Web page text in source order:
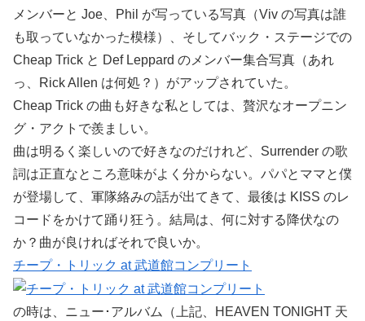
メンバーと Joe、Phil が写っている写真（Viv の写真は誰
も取っていなかった模様）、そしてバック・ステージでの
Cheap Trick と Def Leppard のメンバー集合写真（あれ
っ、Rick Allen は何処？）がアップされていた。
Cheap Trick の曲も好きな私としては、贅沢なオープニン
グ・アクトで羨ましい。
曲は明るく楽しいので好きなのだけれど、Surrender の歌
詞は正直なところ意味がよく分からない。パパとママと僕
が登場して、軍隊絡みの話が出てきて、最後は KISS のレ
コードをかけて踊り狂う。結局は、何に対する降伏なの
か？曲が良ければそれで良いか。
チープ・トリック at 武道館コンプリート
の時は、ニュー･アルバム（上記、HEAVEN TONIGHT 天